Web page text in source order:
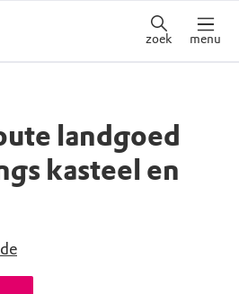
zoek menu
landgoed
kasteel en